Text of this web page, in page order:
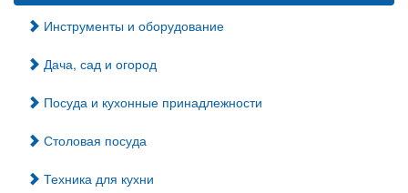
Инструменты и оборудование
Дача, сад и огород
Посуда и кухонные принадлежности
Столовая посуда
Техника для кухни